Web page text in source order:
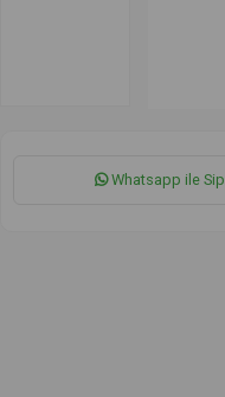
Whatsapp ile